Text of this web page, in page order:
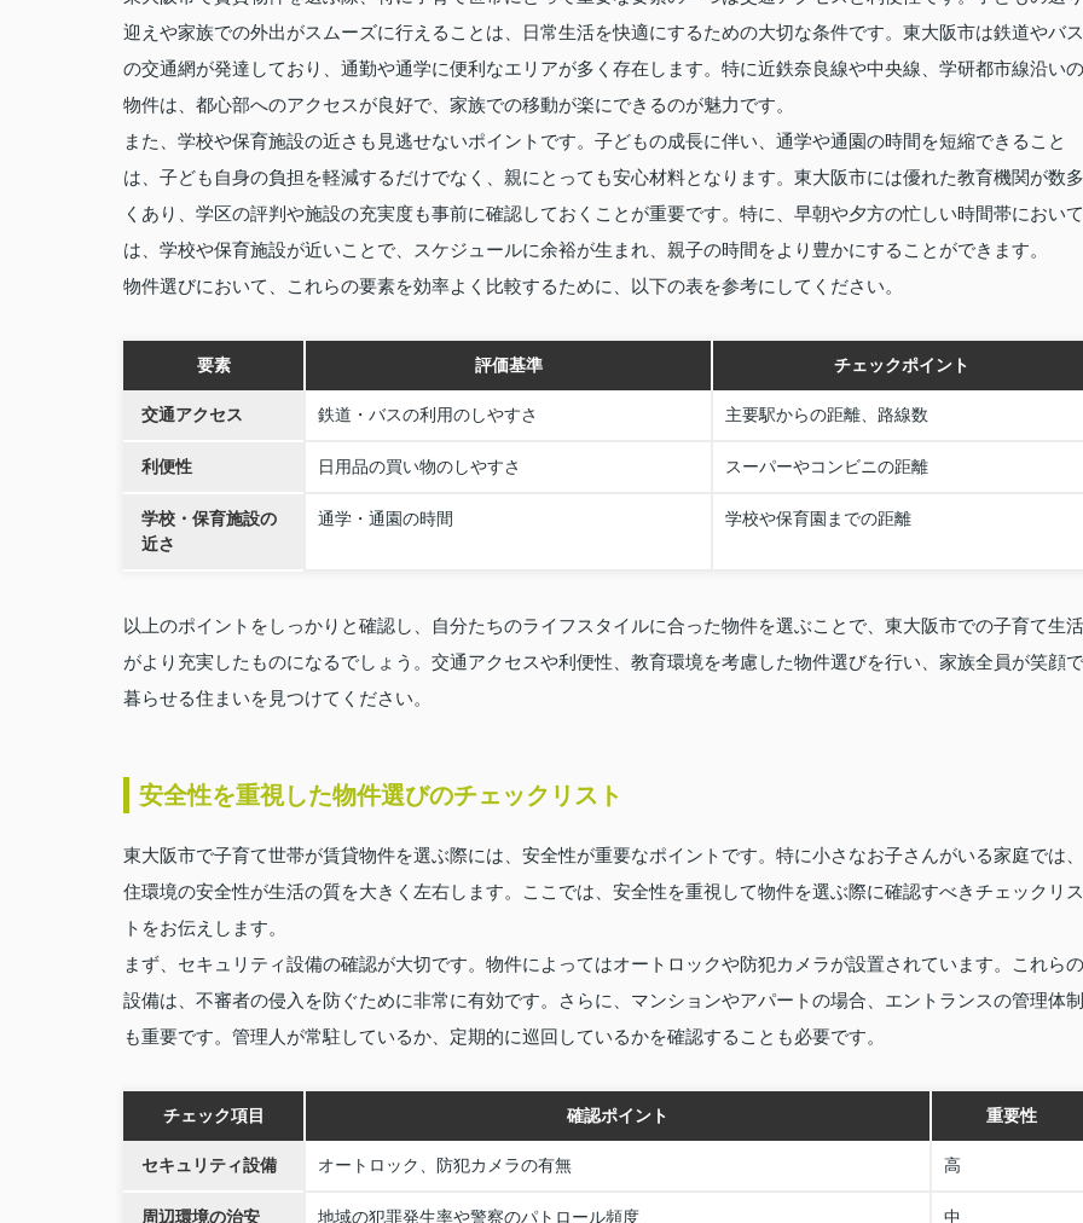
迎えや家族での外出がスムーズに行えることは、日常生活を快適にするための大切な条件です。東大阪市は鉄道やバス
の交通網が発達しており、通勤や通学に便利なエリアが多く存在します。特に近鉄奈良線や中央線、学研都市線沿いの
物件は、都心部へのアクセスが良好で、家族での移動が楽にできるのが魅力です。
また、学校や保育施設の近さも見逃せないポイントです。子どもの成長に伴い、通学や通園の時間を短縮できること
は、子ども自身の負担を軽減するだけでなく、親にとっても安心材料となります。東大阪市には優れた教育機関が数多
くあり、学区の評判や施設の充実度も事前に確認しておくことが重要です。特に、早朝や夕方の忙しい時間帯において
は、学校や保育施設が近いことで、スケジュールに余裕が生まれ、親子の時間をより豊かにすることができます。
物件選びにおいて、これらの要素を効率よく比較するために、以下の表を参考にしてください。
要素 評価基準 チェックポイント
交通アクセス 鉄道・バスの利用のしやすさ 主要駅からの距離、路線数
利便性 日用品の買い物のしやすさ スーパーやコンビニの距離
学校・保育施設の
近さ
通学・通園の時間 学校や保育園までの距離
以上のポイントをしっかりと確認し、自分たちのライフスタイルに合った物件を選ぶことで、東大阪市での子育て生活
がより充実したものになるでしょう。交通アクセスや利便性、教育環境を考慮した物件選びを行い、家族全員が笑顔で
暮らせる住まいを見つけてください。
安全性を重視した物件選びのチェックリスト
東大阪市で子育て世帯が賃貸物件を選ぶ際には、安全性が重要なポイントです。特に小さなお子さんがいる家庭では、
住環境の安全性が生活の質を大きく左右します。ここでは、安全性を重視して物件を選ぶ際に確認すべきチェックリス
トをお伝えします。
まず、セキュリティ設備の確認が大切です。物件によってはオートロックや防犯カメラが設置されています。これらの
設備は、不審者の侵入を防ぐために非常に有効です。さらに、マンションやアパートの場合、エントランスの管理体制
も重要です。管理人が常駐しているか、定期的に巡回しているかを確認することも必要です。
チェック項目 確認ポイント 重要性
セキュリティ設備 オートロック、防犯カメラの有無 高
周辺環境の治安 地域の犯罪発生率や警察のパトロール頻度 中